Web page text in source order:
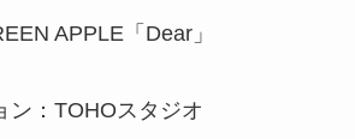
APPLE「Dear」
ン：TOHOスタジオ